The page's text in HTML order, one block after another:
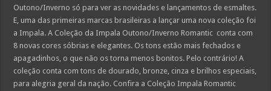
Outono/Inverno só para ver as novidades e lançamentos de esmaltes.
E, uma das primeiras marcas brasileiras a lançar uma nova coleção foi
a Impala. A Coleção da Impala Outono/Inverno Romantic conta com
8 novas cores sóbrias e elegantes. Os tons estão mais fechados e
apagadinhos, o que não os torna menos bonitos. Pelo contrário! A
coleção conta com tons de dourado, bronze, cinza e brilhos especiais,
para alegria geral da nação. Confira a Coleção Impala Romantic